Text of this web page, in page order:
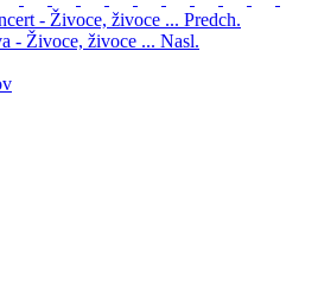
- Živoce, živoce ... Predch.
- Živoce, živoce ... Nasl.